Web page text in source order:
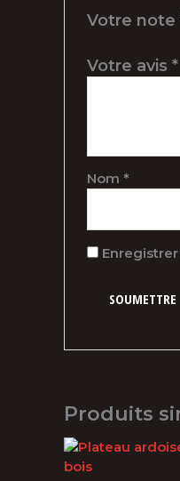
Votre note
Votre avis*
Nom *
Produits